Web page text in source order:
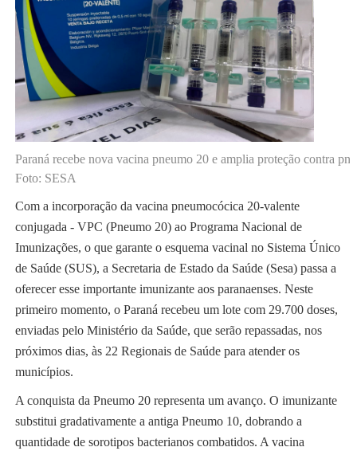
Paraná recebe nova vacina pneumo 20 e amplia proteção contra
Foto: SESA
Com a incorporação da vacina pneumocócica 20-valente
conjugada - VPC (Pneumo 20) ao Programa Nacional de
Imunizações, o que garante o esquema vacinal no Sistema Único
de Saúde (SUS), a Secretaria de Estado da Saúde (Sesa) passa a
oferecer esse importante imunizante aos paranaenses. Neste
primeiro momento, o Paraná recebeu um lote com 29.700 doses,
enviadas pelo Ministério da Saúde, que serão repassadas, nos
próximos dias, às 22 Regionais de Saúde para atender os
municípios.
A conquista da Pneumo 20 representa um avanço. O imunizante
substitui gradativamente a antiga Pneumo 10, dobrando a
quantidade de sorotipos bacterianos combatidos. A vacina